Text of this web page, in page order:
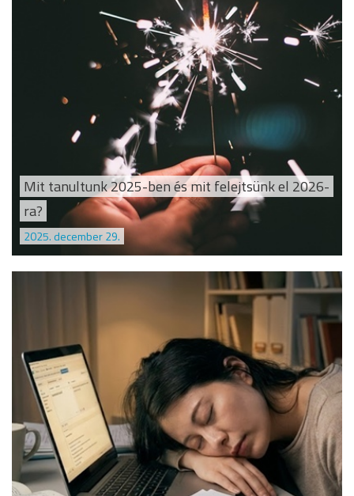
Mit tanultunk 2025-ben és mit felejtsünk el 2026-
ra?
2025. december 29.